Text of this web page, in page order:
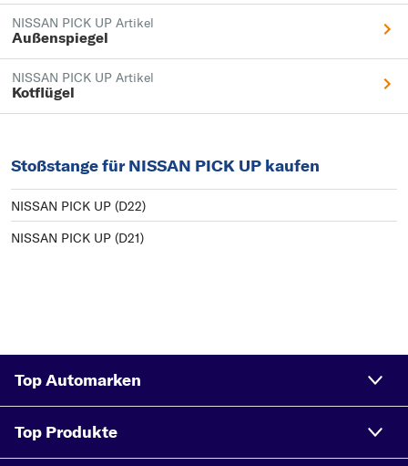
NISSAN PICK UP Artikel
Außenspiegel
NISSAN PICK UP Artikel
Kotflügel
Stoßstange für NISSAN PICK UP kaufen
NISSAN PICK UP (D22)
NISSAN PICK UP (D21)
Top Automarken
Top Produkte